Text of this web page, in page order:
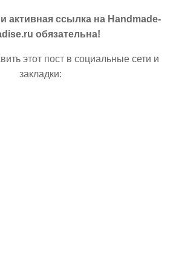
активная ссылка на Handmade-
обязательна!
этот пост в социальные сети и
закладки: